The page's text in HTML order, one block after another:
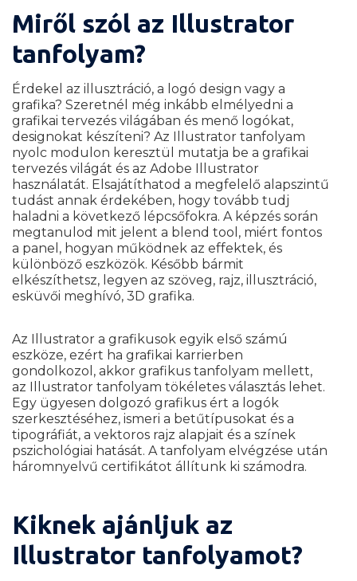
Miről szól az Illustrator
tanfolyam?
Érdekel az illusztráció, a logó design vagy a
grafika? Szeretnél még inkább elmélyedni a
grafikai tervezés világában és menő logókat,
designokat készíteni? Az Illustrator tanfolyam
nyolc modulon keresztül mutatja be a grafikai
tervezés világát és az Adobe Illustrator
használatát. Elsajátíthatod a megfelelő alapszintű
tudást annak érdekében, hogy tovább tudj
haladni a következő lépcsőfokra. A képzés során
megtanulod mit jelent a blend tool, miért fontos
a panel, hogyan működnek az effektek, és
különböző eszközök. Később bármit
elkészíthetsz, legyen az szöveg, rajz, illusztráció,
esküvői meghívó, 3D grafika.
Az Illustrator a grafikusok egyik első számú
eszköze, ezért ha grafikai karrierben
gondolkozol, akkor grafikus tanfolyam mellett,
az Illustrator tanfolyam tökéletes választás lehet.
Egy ügyesen dolgozó grafikus ért a logók
szerkesztéséhez, ismeri a betűtípusokat és a
tipográfiát, a vektoros rajz alapjait és a színek
pszichológiai hatását. A tanfolyam elvégzése után
háromnyelvű certifikátot állítunk ki számodra.
Kiknek ajánljuk az
Illustrator tanfolyamot?